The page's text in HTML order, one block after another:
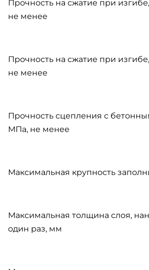
Прочность на сжатие при
не менее
Прочность на сжатие при
не менее
Прочность сцепления с
МПа, не менее
Максимальная крупность
Максимальная толщина слоя,
один раз, мм